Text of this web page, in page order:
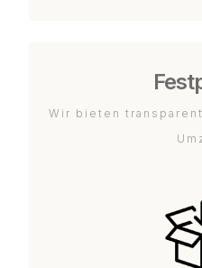
Wir bieten